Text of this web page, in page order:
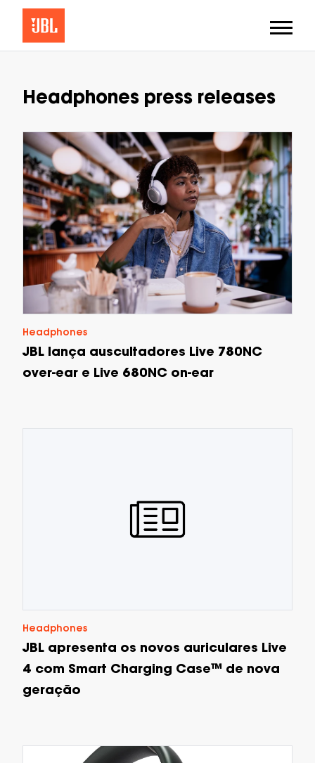
Headphones press releases
Headphones
JBL lança auscultadores Live 780NC
over-ear e Live 680NC on-ear
Headphones
JBL apresenta os novos auriculares Live
4 com Smart Charging Case™ de nova
geração